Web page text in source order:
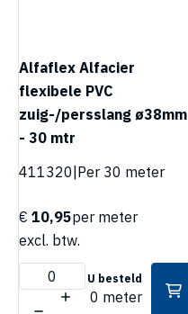
Alfaflex Alfacier
flexibele PVC
zuig-/persslang ø38mm
- 30 mtr
411320|Per 30 meter
€ 10,95per meter
excl. btw.
U besteld
0 meter